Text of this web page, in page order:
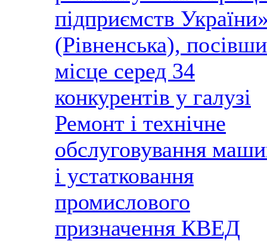
підприємств
(Рівненська),
місце серед 34
конкурентів у галузі
Ремонт і технічне
обслуговування
і устатковання
промислового
призначення КВЕД